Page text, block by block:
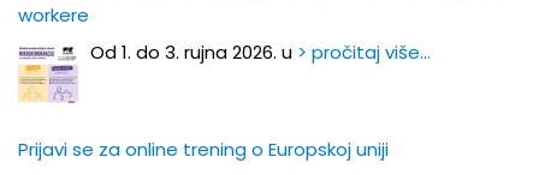
workere
Od 1. do 3. rujna 2026. u > pročitaj više…
Prijavi se za online trening o Europskoj uniji